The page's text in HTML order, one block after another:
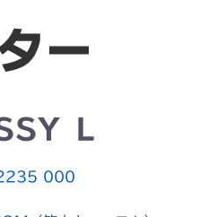
Ｌ
000